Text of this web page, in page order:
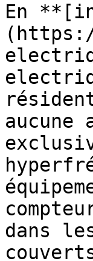
En
dans